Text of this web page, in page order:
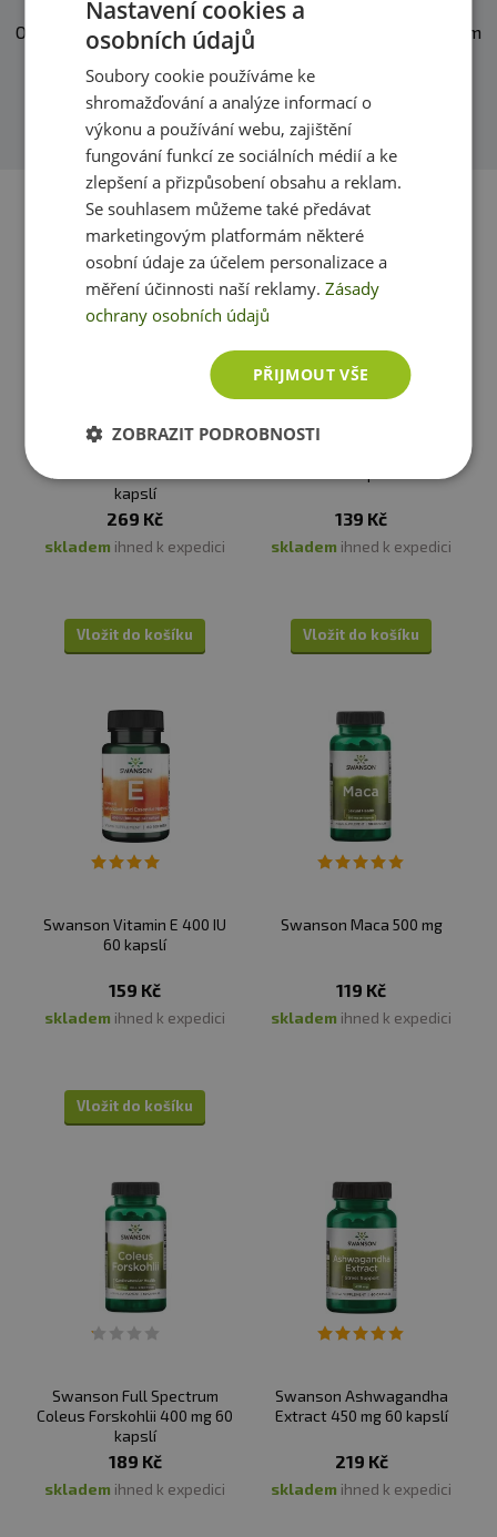
O našich produktech víme skoro vše. Zeptejte se, rádi vám
pomůžeme.
Přidat dotaz
kapslí
269 Kč
skladem ihned k expedici
Vložit do košíku
139 Kč
skladem ihned k expedici
Vložit do košíku
Swanson Vitamin E 400 IU
60 kapslí
159 Kč
skladem ihned k expedici
Vložit do košíku
Swanson Maca 500 mg
119 Kč
skladem ihned k expedici
Swanson Full Spectrum
Coleus Forskohlii 400 mg 60
kapslí
189 Kč
skladem ihned k expedici
Swanson Ashwagandha
Extract 450 mg 60 kapslí
219 Kč
skladem ihned k expedici
Nastavení cookies a
osobních údajů
Soubory cookie používáme ke
shromažďování a analýze informací o
výkonu a používání webu, zajištění
fungování funkcí ze sociálních médií a ke
zlepšení a přizpůsobení obsahu a reklam.
Se souhlasem můžeme také předávat
marketingovým platformám některé
osobní údaje za účelem personalizace a
měření účinnosti naší reklamy.Zásady
ochrany osobních údajů
PŘIJMOUT VŠE
ZOBRAZIT PODROBNOSTI